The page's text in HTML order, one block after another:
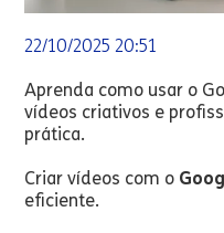
22/10/2025 20:51
Aprenda como usar o
vídeos criativos e
prática.
Criar vídeos com o
eficiente.